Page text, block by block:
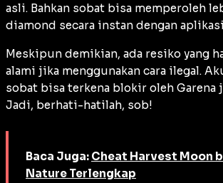
asli. Bahkan sobat bisa memperoleh
diamond secara instan dengan
Meskipun demikian, ada resiko yang
alami jika menggunakan cara ilegal.
sobat bisa terkena blokir oleh Garena
Jadi, berhati-hatilah, sob!
Baca Juga: Cheat Harvest Moon
Nature Terlengkap